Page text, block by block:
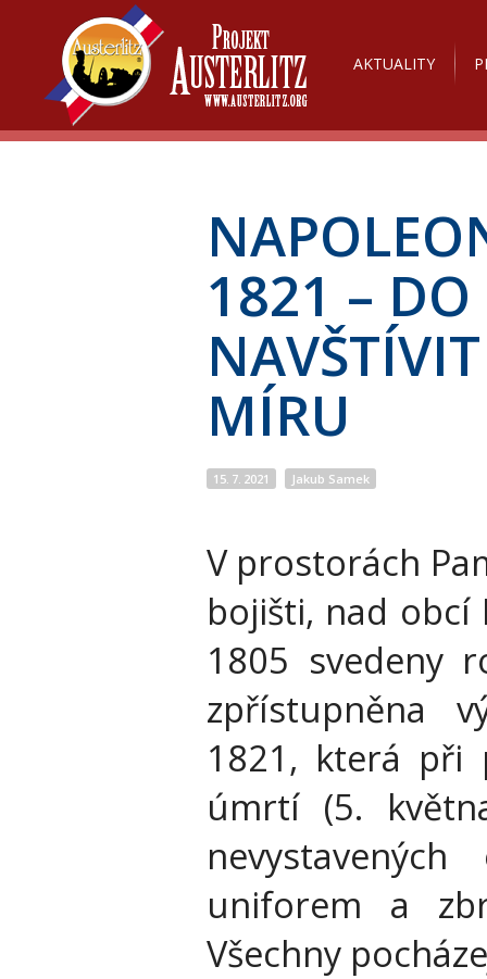
AKTUALITY
1821 – DO
MÍRU
15. 7. 2021 Jakub Samek
V prostorách
bojišti, nad obcí
1805 svedeny
zpřístupněna
1821, která při
úmrtí (5.
uniforem a
Všechny